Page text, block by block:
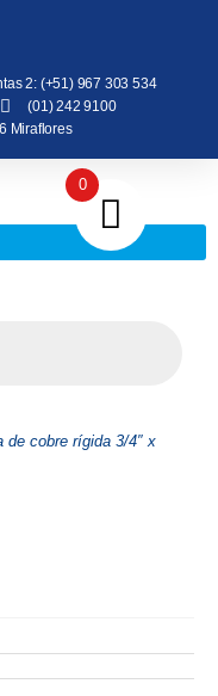
2: (+51) 967 303 534
(01) 242 9100
Miraflores
de cobre rígida 3/4″ x
0